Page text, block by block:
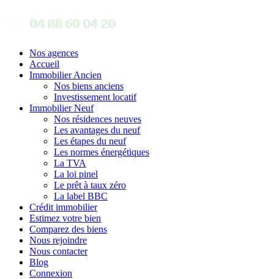
Nos agences
Accueil
Immobilier Ancien
Nos biens anciens
Investissement locatif
Immobilier Neuf
Nos résidences neuves
Les avantages du neuf
Les étapes du neuf
Les normes énergétiques
La TVA
La loi pinel
Le prêt à taux zéro
La label BBC
Crédit immobilier
Estimez votre bien
Comparez des biens
Nous rejoindre
Nous contacter
Blog
Connexion